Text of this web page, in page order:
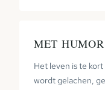
MET HUMOR
Het leven is te
wordt gelachen,